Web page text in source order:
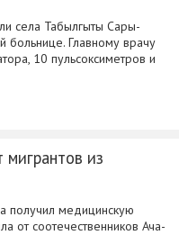
села Табылгыты Сары-
больнице. Главному врачу
10 пульсоксиметров и
из
получил медицинскую
от соотечественников Ача-